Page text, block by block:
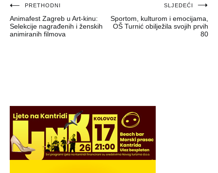
Navigacija
objava
PRETHODNI
Animafest Zagreb u Art-kinu:
Selekcije nagrađenih i ženskih
animiranih filmova
SLJEDEĆI
Sportom, kulturom i emocijama,
OŠ Turnić obilježila svojih prvih
80